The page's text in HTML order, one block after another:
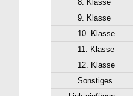
8. Klasse
9. Klasse
10. Klasse
11. Klasse
12. Klasse
Sonstiges